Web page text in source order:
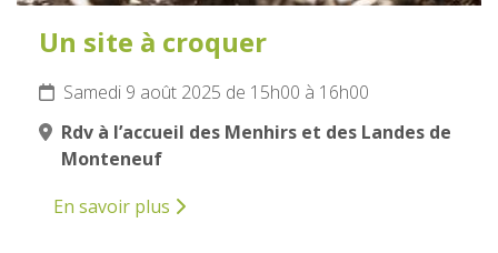
Un site à croquer
Samedi 9 août 2025 de 15h00 à 16h00
Rdv à l’accueil des Menhirs et des Landes de
Monteneuf
En savoir plus